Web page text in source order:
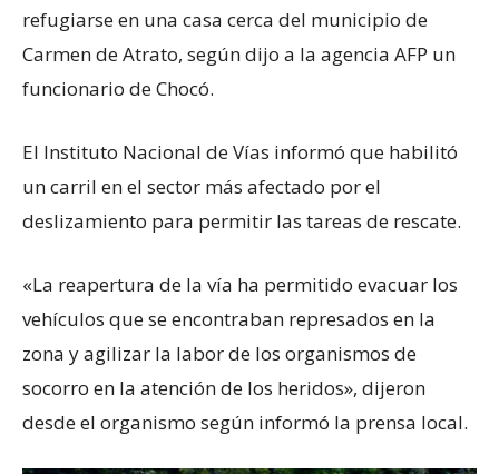
refugiarse en una casa cerca del municipio de
Carmen de Atrato, según dijo a la agencia AFP un
funcionario de Chocó.
El Instituto Nacional de Vías informó que habilitó
un carril en el sector más afectado por el
deslizamiento para permitir las tareas de rescate.
«La reapertura de la vía ha permitido evacuar los
vehículos que se encontraban represados en la
zona y agilizar la labor de los organismos de
socorro en la atención de los heridos», dijeron
desde el organismo según informó la prensa local.